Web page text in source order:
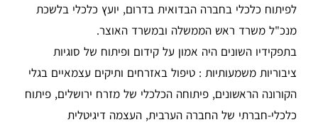
לפיתוח כלכלי בחברה הבדואית בדרום, יועץ כלכלי בלשכת
מנכ"ל משרד ראש הממשלה ובמשרד האוצר.
בתפקידיו השונים היה אמון על קידום ופיתוח של סוגיות
ציבוריות משמעותיות : טיפול באזרחים ותיקים עצמאיים בגלי
הקורונה הראשונים, פיתוחה הכלכלי של מזרח ירושלים, פיתוח
כלכלי-חברתי של החברה הערבית, העצמה דיגיטלית